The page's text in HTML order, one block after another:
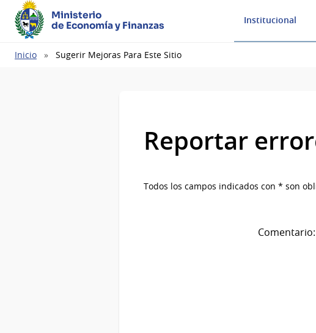
Ministerio
de Economía y Finanzas
Institucional
Ruta
Inicio Sugerir Mejoras Para Este Sitio
Reportar
Todos los campos indicados con * son